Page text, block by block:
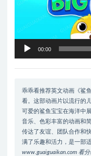
器
00:00
乖乖看推荐英文动画《鲨
看。这部动画片以流行的
可爱的鲨鱼宝宝在海洋中
音乐、色彩丰富的动画和
传达了友谊、团队合作和
满了乐趣和活力，是一部
www.guaiguaikan.com 看